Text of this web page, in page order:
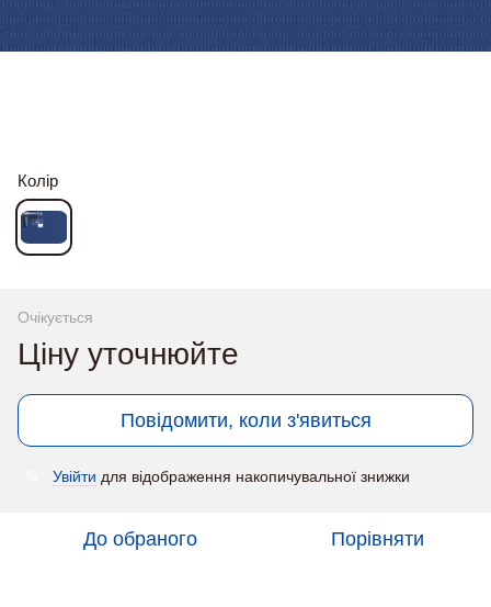
Колір
Очікується
Ціну уточнюйте
Повідомити, коли з'явиться
Увійти для відображення накопичувальної знижки
До обраного Порівняти